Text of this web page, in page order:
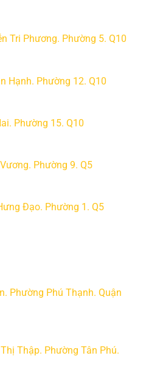
Tri Phương. Phường 5. Q10
Hạnh. Phường 12. Q10
Phường 15. Q10
Phường 9. Q5
Đạo. Phường 1. Q5
Phường Phú Thạnh. Quận
Thập. Phường Tân Phú.